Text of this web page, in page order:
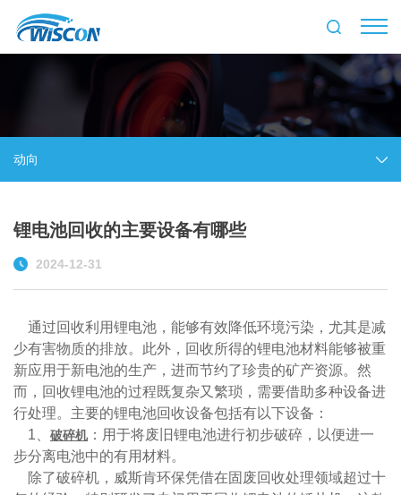
动向
锂电池回收的主要设备有哪些
2024-12-31
通过回收利用锂电池，能够有效降低环境污染，尤其是减
少有害物质的排放。此外，回收所得的锂电池材料能够被重
新应用于新电池的生产，进而节约了珍贵的矿产资源。然
而，回收锂电池的过程既复杂又繁琐，需要借助多种设备进
行处理。主要的锂电池回收设备包括有以下设备：
1、 破碎机：用于将废旧锂电池进行初步破碎，以便进一
步分离电池中的有用材料。
除了破碎机，威斯肯环保凭借在固废回收处理领域超过十